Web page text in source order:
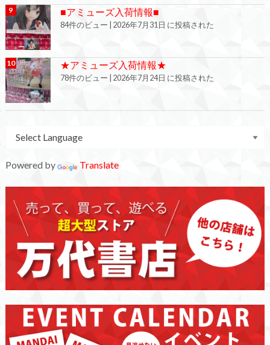
■アミューズ入荷情報■
84件のビュー | 2026年7月31日 に投稿された
★アミューズ入荷情報★
78件のビュー | 2026年7月24日 に投稿された
Powered by Translate